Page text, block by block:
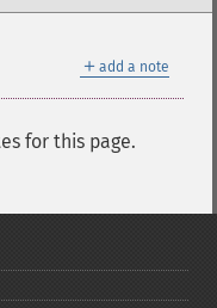
＋ add a note
for this page.